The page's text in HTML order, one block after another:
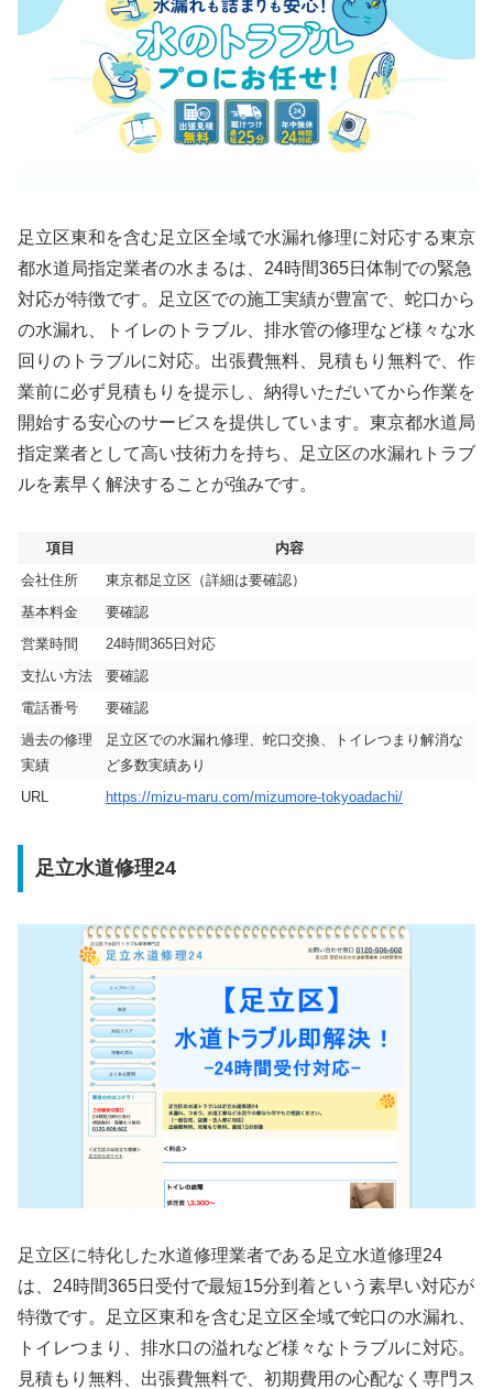
足立区東和を含む足立区全域で水漏れ修理に対応する東京
都水道局指定業者の水まるは、24時間365日体制での緊急
対応が特徴です。足立区での施工実績が豊富で、蛇口から
の水漏れ、トイレのトラブル、排水管の修理など様々な水
回りのトラブルに対応。出張費無料、見積もり無料で、作
業前に必ず見積もりを提示し、納得いただいてから作業を
開始する安心のサービスを提供しています。東京都水道局
指定業者として高い技術力を持ち、足立区の水漏れトラブ
ルを素早く解決することが強みです。
項目
内容
会社住所
東京都足立区（詳細は要確認）
基本料金
要確認
営業時間
24時間365日対応
支払い方法
要確認
電話番号
要確認
過去の修理
実績
足立区での水漏れ修理、蛇口交換、トイレつまり解消な
ど多数実績あり
URL
https://mizu-maru.com/mizumore-tokyoadachi/
足立水道修理24
足立区に特化した水道修理業者である足立水道修理24
は、24時間365日受付で最短15分到着という素早い対応が
特徴です。足立区東和を含む足立区全域で蛇口の水漏れ、
トイレつまり、排水口の溢れなど様々なトラブルに対応。
見積もり無料、出張費無料で、初期費用の心配なく専門ス